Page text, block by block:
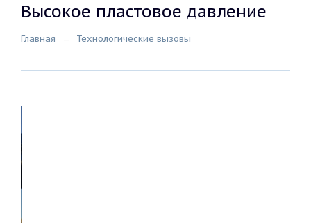
Высокое пластовое давление
Главная Технологические вызовы